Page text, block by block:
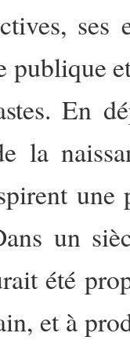
ses
publique
En
la
une
un
été
et à